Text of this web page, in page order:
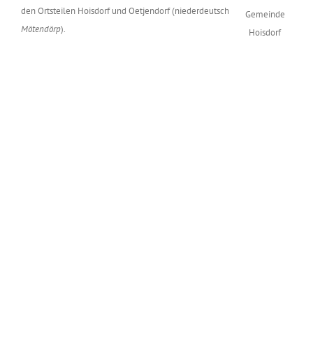
den Ortsteilen Hoisdorf und Oetjendorf (niederdeutsch
Mötendörp).